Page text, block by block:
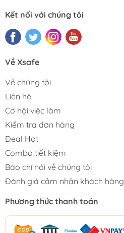
Kết nối với chúng tôi
Về Xsafe
Về chúng tôi
Liên hệ
Cơ hội việc làm
Kiểm tra đơn hàng
Deal Hot
Combo tiết kiệm
Báo chí nói về chúng tôi
Đánh giá cảm nhận khách hàng
Phương thức thanh toán